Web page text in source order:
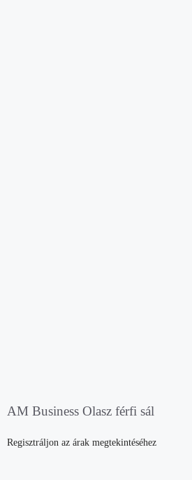
AM Business Olasz férfi sál
Regisztráljon az árak megtekintéséhez